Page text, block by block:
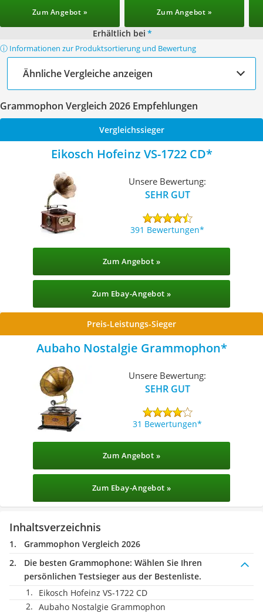
Zum Angebot » Zum Angebot »
Erhältlich bei *
ⓘ Informationen zur Produktsortierung und Bewertung
Ähnliche Vergleiche anzeigen
Grammophon Vergleich 2026 Empfehlungen
Vergleichssieger
Eikosch Hofeinz VS-1722 CD
Unsere Bewertung:
SEHR GUT
391 Bewertungen
Zum Angebot »
Zum Ebay-Angebot »
Preis-Leistungs-Sieger
Aubaho Nostalgie Grammophon
Unsere Bewertung:
SEHR GUT
31 Bewertungen
Zum Angebot »
Zum Ebay-Angebot »
Inhaltsverzeichnis
Grammophon Vergleich 2026
Die besten Grammophone: Wählen Sie Ihren
persönlichen Testsieger aus der Bestenliste.
Eikosch Hofeinz VS-1722 CD
Aubaho Nostalgie Grammophon